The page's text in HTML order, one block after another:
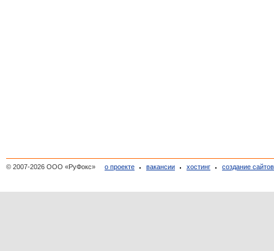
© 2007-2026 ООО «РуФокс» о проекте вакансии хостинг создание сайтов